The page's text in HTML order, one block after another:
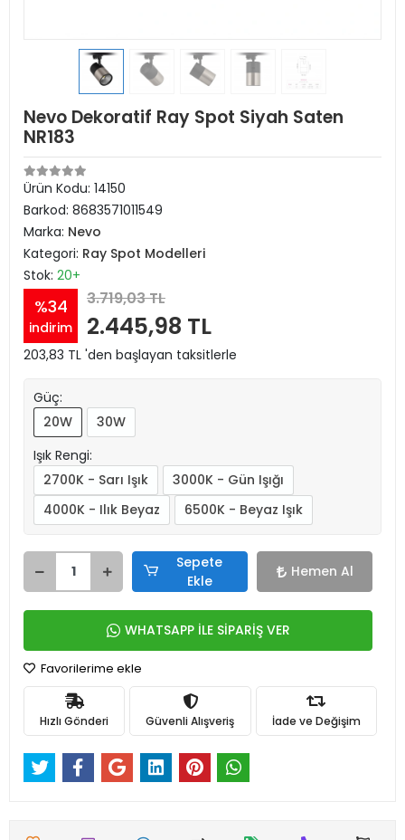
Nevo Dekoratif Ray Spot Siyah Saten
NR183
Ürün Kodu: 14150
Barkod: 8683571011549
Marka: Nevo
Kategori: Ray Spot Modelleri
Stok: 20+
%34
indirim
3.719,03 TL
2.445,98 TL
203,83 TL 'den başlayan taksitlerle
Güç:
20W
30W
Işık Rengi:
2700K - Sarı Işık
3000K - Gün Işığı
4000K - Ilık Beyaz
6500K - Beyaz Işık
Sepete
Ekle
Hemen Al
WHATSAPP İLE SİPARİŞ VER
Favorilerime ekle
Hızlı Gönderi Güvenli Alışveriş İade ve Değişim